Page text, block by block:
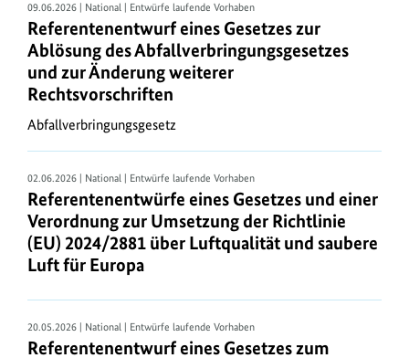
den
Abschluss
umweltvölkerrechtlicher
Verträge
sowie
Regelungsaktivitäten
auf
nationaler
Ebene
entsteht
laufend
neues
Umweltpolitik
09.06.2026 | National | Entwürfe laufende Vorhaben
Referentenentwurf eines Gesetzes zur
Ablösung des Abfallverbringungsgesetzes
und zur Änderung weiterer
Rechtsvorschriften
Abfallverbringungsgesetz
02.06.2026 | National | Entwürfe laufende Vorhaben
Referentenentwürfe eines Gesetzes und einer
Verordnung zur Umsetzung der Richtlinie
(EU) 2024/2881 über Luftqualität und saubere
Luft für Europa
20.05.2026 | National | Entwürfe laufende Vorhaben
Referentenentwurf eines Gesetzes zum